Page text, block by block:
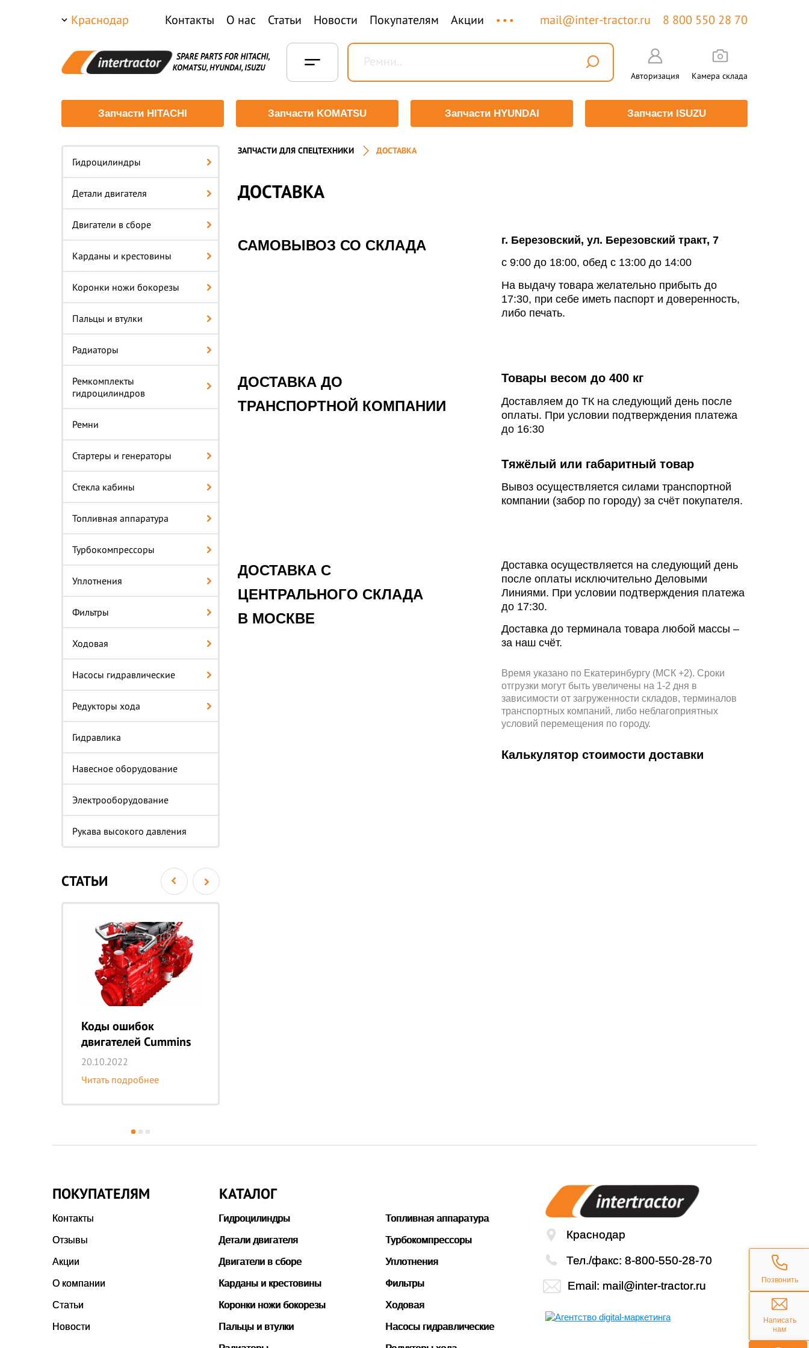
Краснодар Контакты О нас Статьи Новости Покупателям Акции ... mail@inter-tractor.ru 8 800 550 28 70
Авторизация Камера склада
Запчасти HITACHI Запчасти KOMATSU Запчасти HYUNDAI Запчасти ISUZU
Гидроцилиндры
Детали двигателя
Двигатели в сборе
Карданы и крестовины
Коронки ножи бокорезы
Пальцы и втулки
Радиаторы
Ремкомплекты
гидроцилиндров
Ремни
Стартеры и генераторы
Стекла кабины
Топливная аппаратура
Турбокомпрессоры
Уплотнения
Фильтры
Ходовая
Насосы гидравлические
Редукторы хода
Гидравлика
Навесное оборудование
Электрооборудование
Рукава высокого давления
СТАТЬИ
Коды ошибок
двигателей Cummins
20.10.2022
Читать подробнее
ЗАПЧАСТИ ДЛЯ СПЕЦТЕХНИКИ ДОСТАВКА
ДОСТАВКА
САМОВЫВОЗ СО СКЛАДА
г. Березовский, ул. Березовский тракт, 7
с 9:00 до 18:00, обед с 13:00 до 14:00
На выдачу товара желательно прибыть до
17:30, при себе иметь паспорт и доверенность,
либо печать.
ДОСТАВКА ДО
ТРАНСПОРТНОЙ КОМПАНИИ
Товары весом до 400 кг
Доставляем до ТК на следующий день после
оплаты. При условии подтверждения платежа
до 16:30
Тяжёлый или габаритный товар
Вывоз осуществляется силами транспортной
компании (забор по городу) за счёт покупателя.
ДОСТАВКА С
ЦЕНТРАЛЬНОГО СКЛАДА
В МОСКВЕ
Доставка осуществляется на следующий день
после оплаты исключительно Деловыми
Линиями. При условии подтверждения платежа
до 17:30.
Доставка до терминала товара любой массы –
за наш счёт.
Время указано по Екатеринбургу (МСК +2). Сроки
отгрузки могут быть увеличены на 1-2 дня в
зависимости от загруженности складов, терминалов
транспортных компаний, либо неблагоприятных
условий перемещения по городу.
Калькулятор стоимости доставки
ПОКУПАТЕЛЯМ
Контакты
Отзывы
Акции
О компании
Статьи
Новости
КАТАЛОГ
Гидроцилиндры
Детали двигателя
Двигатели в сборе
Карданы и крестовины
Коронки ножи бокорезы
Пальцы и втулки
Топливная аппаратура
Турбокомпрессоры
Уплотнения
Фильтры
Ходовая
Насосы гидравлические
Краснодар
Тел./факс: 8-800-550-28-70
Email: mail@inter-tractor.ru Позвонить
Написать
нам